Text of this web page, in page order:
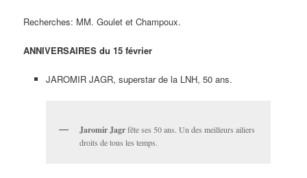
Recherches: MM. Goulet et Champoux.
ANNIVERSAIRES du 15 février
JAROMIR JAGR, superstar de la LNH, 50 ans.
Jaromir Jagrfête ses 50 ans. Un des meilleurs ailiers
droits de tous les temps.